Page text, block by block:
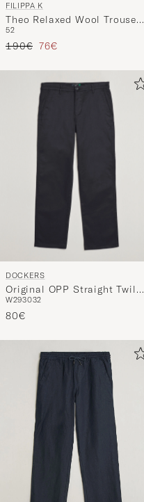
FILIPPA K
Theo Relaxed Wool Trousers
Grey Green
52
Reguliere prijs
190€ Verlaagd prijs
76€
DOCKERS
Original OPP Straight Twill
Stretch Chino Black
W293032
80€